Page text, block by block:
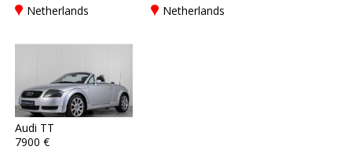
Netherlands
Netherlands
Audi TT
7900 €